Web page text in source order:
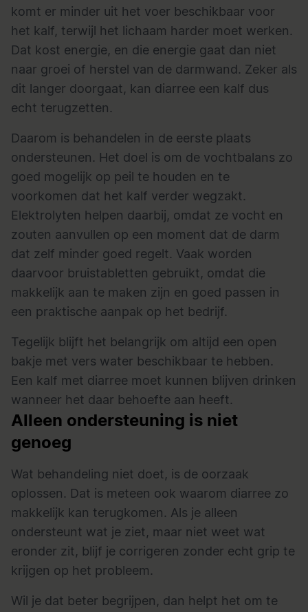
komt er minder uit het voer beschikbaar voor
het kalf, terwijl het lichaam harder moet werken.
Dat kost energie, en die energie gaat dan niet
naar groei of herstel van de darmwand. Zeker als
dit langer doorgaat, kan diarree een kalf dus
echt terugzetten.
Daarom is behandelen in de eerste plaats
ondersteunen. Het doel is om de vochtbalans zo
goed mogelijk op peil te houden en te
voorkomen dat het kalf verder wegzakt.
Elektrolyten helpen daarbij, omdat ze vocht en
zouten aanvullen op een moment dat de darm
dat zelf minder goed regelt. Vaak worden
daarvoor bruistabletten gebruikt, omdat die
makkelijk aan te maken zijn en goed passen in
een praktische aanpak op het bedrijf.
Tegelijk blijft het belangrijk om altijd een open
bakje met vers water beschikbaar te hebben.
Een kalf met diarree moet kunnen blijven drinken
wanneer het daar behoefte aan heeft.
Alleen ondersteuning is niet
genoeg
Wat behandeling niet doet, is de oorzaak
oplossen. Dat is meteen ook waarom diarree zo
makkelijk kan terugkomen. Als je alleen
ondersteunt wat je ziet, maar niet weet wat
eronder zit, blijf je corrigeren zonder echt grip te
krijgen op het probleem.
Wil je dat beter begrijpen, dan helpt het om te